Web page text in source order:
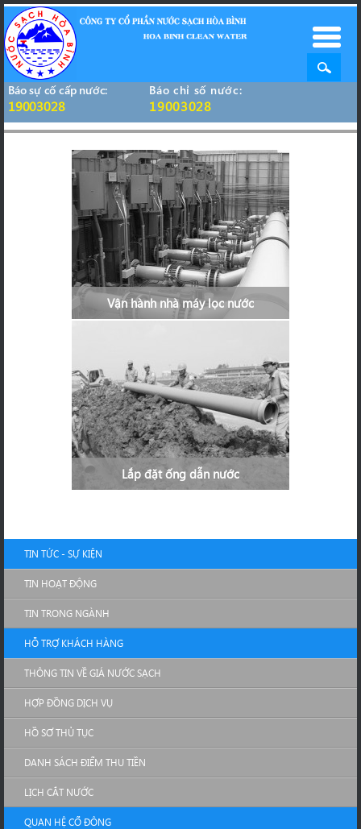
Báo sự cố cấp nước:
19003028
Báo chỉ số nước:
19003028
Vận hành nhà máy lọc nước
Lắp đặt ống dẫn nước
TIN TỨC - SỰ KIỆN
TIN HOẠT ĐỘNG
TIN TRONG NGÀNH
HỖ TRỢ KHÁCH HÀNG
THÔNG TIN VỀ GIÁ NƯỚC SẠCH
HỢP ĐỒNG DỊCH VỤ
HỒ SƠ THỦ TỤC
DANH SÁCH ĐIỂM THU TIỀN
LỊCH CẮT NƯỚC
QUAN HỆ CỔ ĐÔNG